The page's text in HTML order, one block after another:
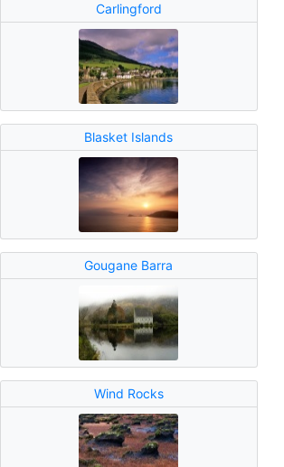
Carlingford
Blasket Islands
Gougane Barra
Wind Rocks